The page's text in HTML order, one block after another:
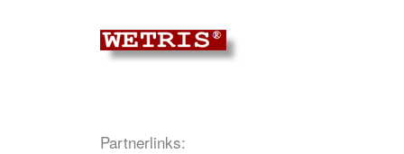
Partnerlinks: